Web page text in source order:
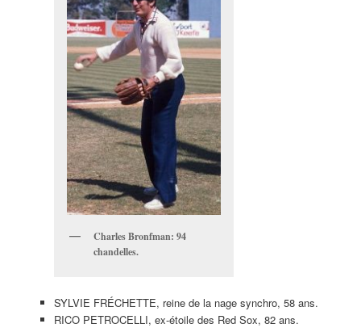
Charles Bronfman: 94
chandelles.
SYLVIE FRÉCHETTE, reine de la nage synchro, 58 ans.
RICO PETROCELLI, ex-étoile des Red Sox, 82 ans.